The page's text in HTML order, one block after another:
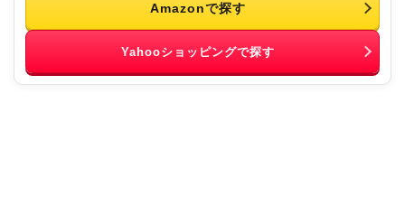
Amazonで探す
Yahooショッピングで探す